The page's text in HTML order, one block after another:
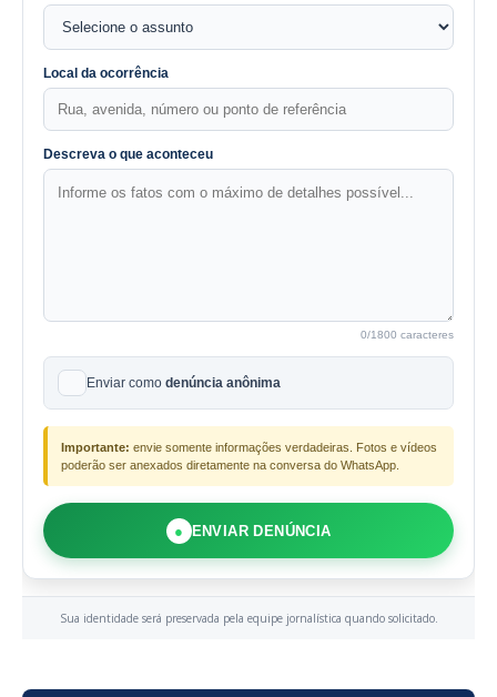
Local da ocorrência
Descreva o que aconteceu
0/1800 caracteres
Enviar como denúncia anônima
Importante: envie somente informações verdadeiras. Fotos e vídeos
poderão ser anexados diretamente na conversa do WhatsApp.
● ENVIAR DENÚNCIA
Sua identidade será preservada pela equipe jornalística quando solicitado.